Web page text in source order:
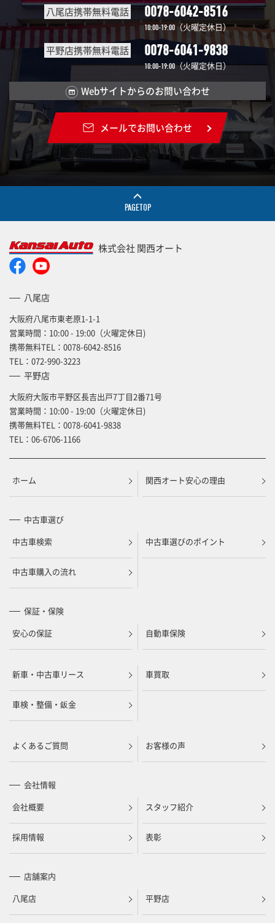
八尾店携帯無料電話 0078-6042-8516
10:00-19:00 （火曜定休日）
平野店携帯無料電話 0078-6041-9838
10:00-19:00（火曜定休日）
Webサイトからのお問い合わせ
メールでお問い合わせ
PAGETOP
株式会社 関西オート
八尾店
大阪府八尾市東老原1-1-1
営業時間：10:00 - 19:00（火曜定休日)
携帯無料TEL： 0078-6042-8516
TEL： 072-990-3223
平野店
大阪府大阪市平野区長吉出戸7丁目2番71号
営業時間：10:00 - 19:00（火曜定休日)
携帯無料TEL： 0078-6041-9838
TEL： 06-6706-1166
ホーム 関西オート安心の理由
中古車選び
中古車検索
中古車選びのポイント
中古車購入の流れ
保証・保険
安心の保証
自動車保険
新車・中古車リース 車買取
車検・整備・鈑金
よくあるご質問 お客様の声
会社情報
会社概要
スタッフ紹介
採用情報 表彰
店舗案内
八尾店
平野店